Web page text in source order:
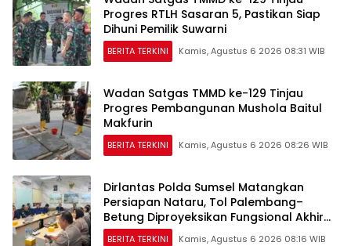
Progres RTLH Sasaran 5, Pastikan Siap
Dihuni Pemilik Suwarni
BERITA TERKINI Kamis, Agustus 6 2026 08:31 WIB
Wadan Satgas TMMD ke-129 Tinjau
Progres Pembangunan Mushola Baitul
Makfurin
BERITA TERKINI Kamis, Agustus 6 2026 08:26 WIB
Dirlantas Polda Sumsel Matangkan
Persiapan Nataru, Tol Palembang–
Betung Diproyeksikan Fungsional Akhir
2026
BERITA TERKINI Kamis, Agustus 6 2026 08:16 WIB